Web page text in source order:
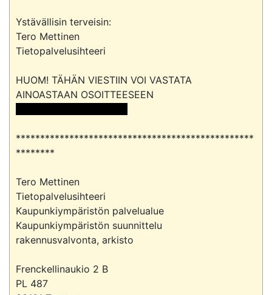
Ystävällisin terveisin:
Tero Mettinen
Tietopalvelusihteeri
HUOM! TÄHÄN VIESTIIN VOI VASTATA
*************************************************
********
Tero Mettinen
Tietopalvelusihteeri
Kaupunkiympäristön palvelualue
Kaupunkiympäristön suunnittelu
rakennusvalvonta, arkisto
Frenckellinaukio 2 B
PL 487